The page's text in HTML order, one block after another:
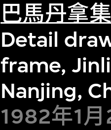
巴馬丹拿
Detail
frame,
Nanjing,
1982年1月